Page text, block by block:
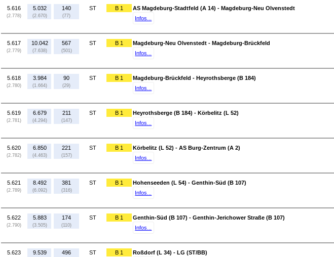
5.616
(2.778)
5.032
(2.670)
140
(77)
ST B 1
AS Magdeburg-Stadtfeld (A 14) - Magdeburg-Neu Olvenstedt
Infos...
5.617
(2.779)
10.042
(7.638)
567
(501)
ST B 1
Magdeburg-Neu Olvenstedt - Magdeburg-Brückfeld
Infos...
5.618
(2.780)
3.984
(1.664)
90
(29)
ST B 1
Magdeburg-Brückfeld - Heyrothsberge (B 184)
Infos...
5.619
(2.781)
6.679
(4.294)
211
(147)
ST B 1
Heyrothsberge (B 184) - Körbelitz (L 52)
Infos...
5.620
(2.782)
6.850
(4.463)
221
(157)
ST B 1
Körbelitz (L 52) - AS Burg-Zentrum (A 2)
Infos...
5.621
(2.789)
8.492
(6.092)
381
(316)
ST B 1
Hohenseeden (L 54) - Genthin-Süd (B 107)
Infos...
5.622
(2.790)
5.883
(3.505)
174
(110)
ST B 1
Genthin-Süd (B 107) - Genthin-Jerichower Straße (B 107)
Infos...
5.623 9.539 496 ST B 1
Roßdorf (L 34) - LG (ST/BB)